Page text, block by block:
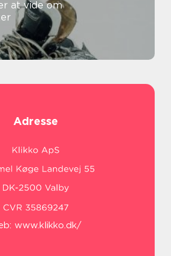
at vide om
Adresse
www.klikko.dk/